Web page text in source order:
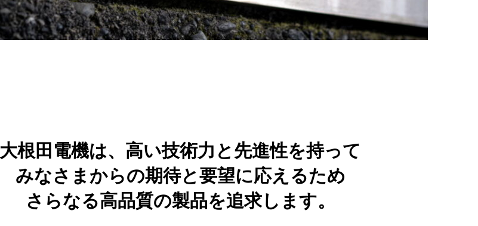
大根田電機は、高い技術力と先進性を持って
みなさまからの期待と要望に応えるため
さらなる高品質の製品を追求します。